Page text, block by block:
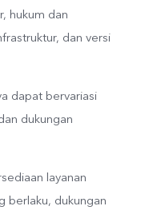
hukum dan
dan versi
dapat bervariasi
dukungan
layanan
berlaku, dukungan